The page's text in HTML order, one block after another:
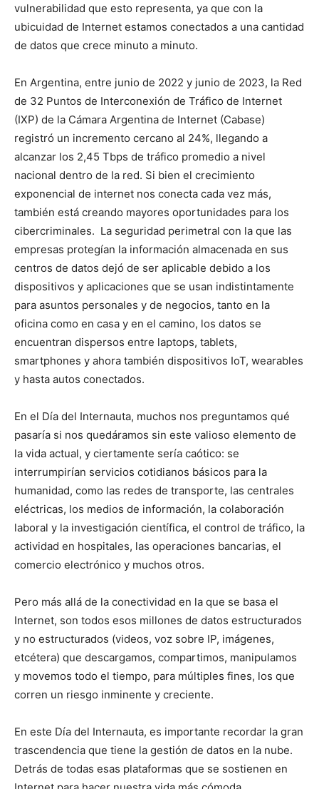
vulnerabilidad que esto representa, ya que con la
ubicuidad de Internet estamos conectados a una cantidad
de datos que crece minuto a minuto.
En Argentina, entre junio de 2022 y junio de 2023, la Red
de 32 Puntos de Interconexión de Tráfico de Internet
(IXP) de la Cámara Argentina de Internet (Cabase)
registró un incremento cercano al 24%, llegando a
alcanzar los 2,45 Tbps de tráfico promedio a nivel
nacional dentro de la red. Si bien el crecimiento
exponencial de internet nos conecta cada vez más,
también está creando mayores oportunidades para los
cibercriminales. La seguridad perimetral con la que las
empresas protegían la información almacenada en sus
centros de datos dejó de ser aplicable debido a los
dispositivos y aplicaciones que se usan indistintamente
para asuntos personales y de negocios, tanto en la
oficina como en casa y en el camino, los datos se
encuentran dispersos entre laptops, tablets,
smartphones y ahora también dispositivos IoT, wearables
y hasta autos conectados.
En el Día del Internauta, muchos nos preguntamos qué
pasaría si nos quedáramos sin este valioso elemento de
la vida actual, y ciertamente sería caótico: se
interrumpirían servicios cotidianos básicos para la
humanidad, como las redes de transporte, las centrales
eléctricas, los medios de información, la colaboración
laboral y la investigación científica, el control de tráfico, la
actividad en hospitales, las operaciones bancarias, el
comercio electrónico y muchos otros.
Pero más allá de la conectividad en la que se basa el
Internet, son todos esos millones de datos estructurados
y no estructurados (videos, voz sobre IP, imágenes,
etcétera) que descargamos, compartimos, manipulamos
y movemos todo el tiempo, para múltiples fines, los que
corren un riesgo inminente y creciente.
En este Día del Internauta, es importante recordar la gran
trascendencia que tiene la gestión de datos en la nube.
Detrás de todas esas plataformas que se sostienen en